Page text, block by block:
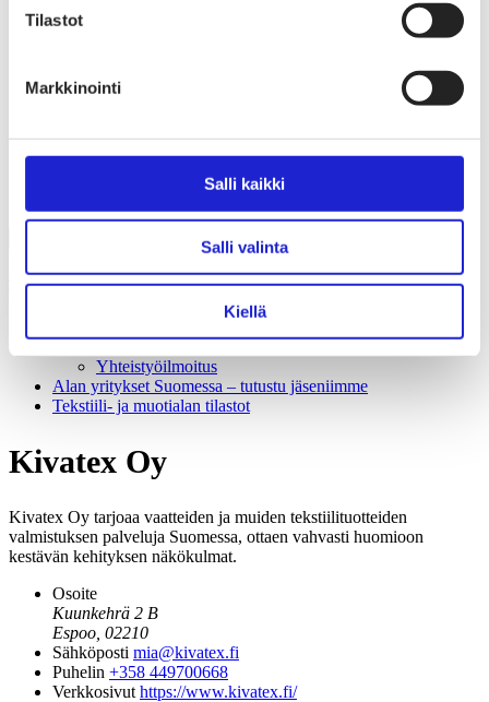
Tilastot
Markkinointi
Salli kaikki
Salli valinta
Kiellä
Suomen Tekstiili & Muoti 120 vuotta
Tilastoja Suomen Tekstiili & Muoti ry:stä ja sen
jäsenistä
Tietosuojaseloste
Tekstiili- ja muotiala Suomessa
Yhteistyöilmoitus
Alan yritykset Suomessa – tutustu jäseniimme
Tekstiili- ja muotialan tilastot
Kivatex Oy
Kivatex Oy tarjoaa vaatteiden ja muiden tekstiilituotteiden
valmistuksen palveluja Suomessa, ottaen vahvasti huomioon
kestävän kehityksen näkökulmat.
Osoite
Kuunkehrä 2 B
Espoo, 02210
Sähköposti mia@kivatex.fi
Puhelin +358 449700668
Verkkosivut https://www.kivatex.fi/